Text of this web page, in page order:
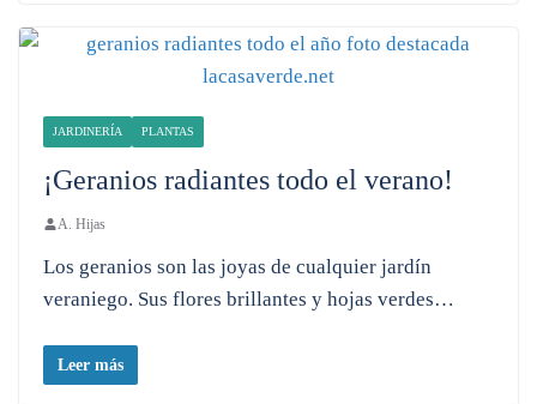
JARDINERÍA PLANTAS
¡Geranios radiantes todo el verano!
A. Hijas
Los geranios son las joyas de cualquier jardín
veraniego. Sus flores brillantes y hojas verdes…
Leer más